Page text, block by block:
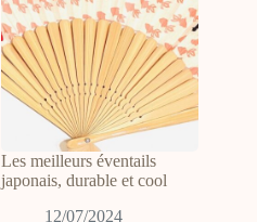
Les meilleurs éventails
japonais, durable et cool
12/07/2024